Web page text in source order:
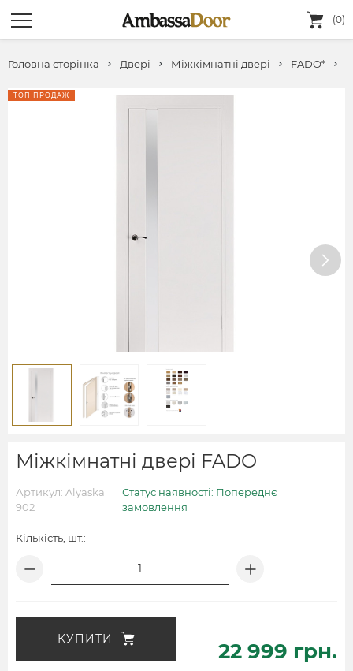
(0)
Головна сторінка Двері Міжкімнатні двері FADO*
ТОП ПРОДАЖ
Міжкімнатні двері FADO
Артикул: Alyaska
902
Статус наявності: Попереднє
замовлення
Кількість, шт.:
КУПИТИ 22 999 грн.